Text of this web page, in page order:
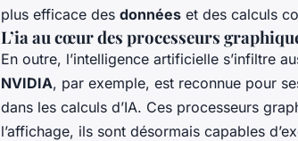
plus efficace des données et des calculs
L’ia au cœur des processeurs
En outre, l’intelligence artificielle s’infiltre
NVIDIA, par exemple, est reconnue pour
dans les calculs d’IA. Ces processeurs
l’affichage, ils sont désormais capables